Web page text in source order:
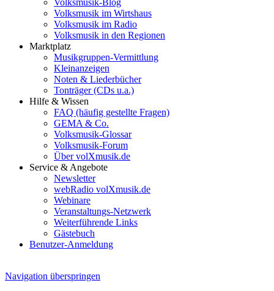
Volksmusik-Blog
Volksmusik im Wirtshaus
Volksmusik im Radio
Volksmusik in den Regionen
Marktplatz
Musikgruppen-Vermittlung
Kleinanzeigen
Noten & Liederbücher
Tonträger (CDs u.a.)
Hilfe & Wissen
FAQ (häufig gestellte Fragen)
GEMA & Co.
Volksmusik-Glossar
Volksmusik-Forum
Über volXmusik.de
Service & Angebote
Newsletter
webRadio volXmusik.de
Webinare
Veranstaltungs-Netzwerk
Weiterführende Links
Gästebuch
Benutzer-Anmeldung
Navigation überspringen